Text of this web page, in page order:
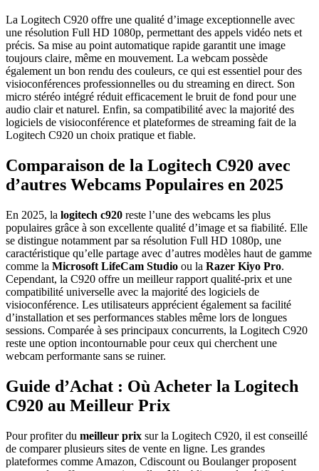
La Logitech C920 offre une qualité d’image exceptionnelle avec
une résolution Full HD 1080p, permettant des appels vidéo nets et
précis. Sa mise au point automatique rapide garantit une image
toujours claire, même en mouvement. La webcam possède
également un bon rendu des couleurs, ce qui est essentiel pour des
visioconférences professionnelles ou du streaming en direct. Son
micro stéréo intégré réduit efficacement le bruit de fond pour une
audio clair et naturel. Enfin, sa compatibilité avec la majorité des
logiciels de visioconférence et plateformes de streaming fait de la
Logitech C920 un choix pratique et fiable.
Comparaison de la Logitech C920 avec
d’autres Webcams Populaires en 2025
En 2025, la logitech c920 reste l’une des webcams les plus
populaires grâce à son excellente qualité d’image et sa fiabilité. Elle
se distingue notamment par sa résolution Full HD 1080p, une
caractéristique qu’elle partage avec d’autres modèles haut de gamme
comme la Microsoft LifeCam Studio ou la Razer Kiyo Pro.
Cependant, la C920 offre un meilleur rapport qualité-prix et une
compatibilité universelle avec la majorité des logiciels de
visioconférence. Les utilisateurs apprécient également sa facilité
d’installation et ses performances stables même lors de longues
sessions. Comparée à ses principaux concurrents, la Logitech C920
reste une option incontournable pour ceux qui cherchent une
webcam performante sans se ruiner.
Guide d’Achat : Où Acheter la Logitech
C920 au Meilleur Prix
Pour profiter du meilleur prix sur la Logitech C920, il est conseillé
de comparer plusieurs sites de vente en ligne. Les grandes
plateformes comme Amazon, Cdiscount ou Boulanger proposent